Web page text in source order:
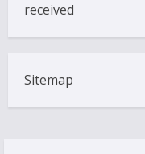
received
Sitemap